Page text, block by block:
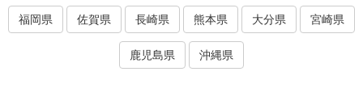
福岡県 佐賀県 長崎県 熊本県 大分県 宮崎県
鹿児島県 沖縄県